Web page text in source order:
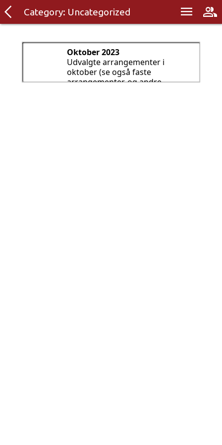
arrow_back_ios Category: Uncategorized menu group
Oktober 2023
Udvalgte arrangementer i
oktober (se også faste
arrangementer, og andre